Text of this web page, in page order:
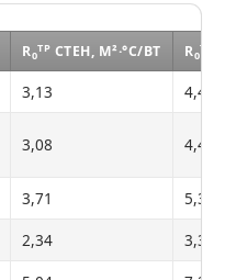
R0
ТР СТЕН, М²·°C/ВТ R0
ТР
3,13
4,47
3,08 4,40
3,71
5,30
2,34
3,34